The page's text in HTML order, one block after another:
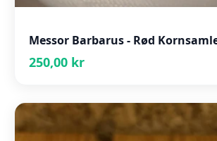
Messor Barbarus - Rød
250,00 kr